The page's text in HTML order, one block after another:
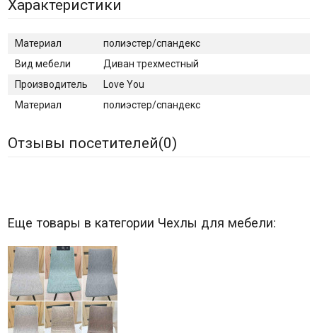
Характеристики
Материал
полиэстер/спандекс
Вид мебели
Диван трехместный
Производитель
Love You
Материал
полиэстер/спандекс
Отзывы посетителей(0)
Еще товары в категории Чехлы для мебели: